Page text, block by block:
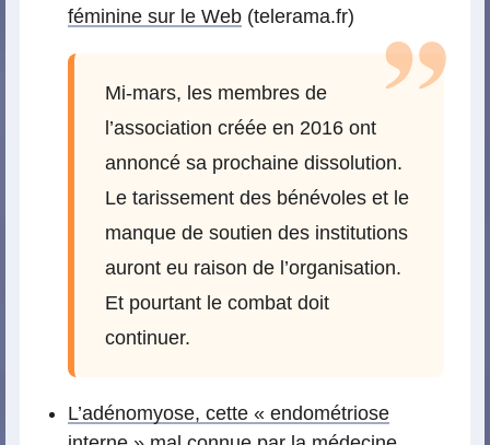
féminine sur le Web (telerama.fr)
Mi-mars, les membres de
l’association créée en 2016 ont
annoncé sa prochaine dissolution.
Le tarissement des bénévoles et le
manque de soutien des institutions
auront eu raison de l’organisation.
Et pourtant le combat doit
continuer.
L’adénomyose, cette « endométriose